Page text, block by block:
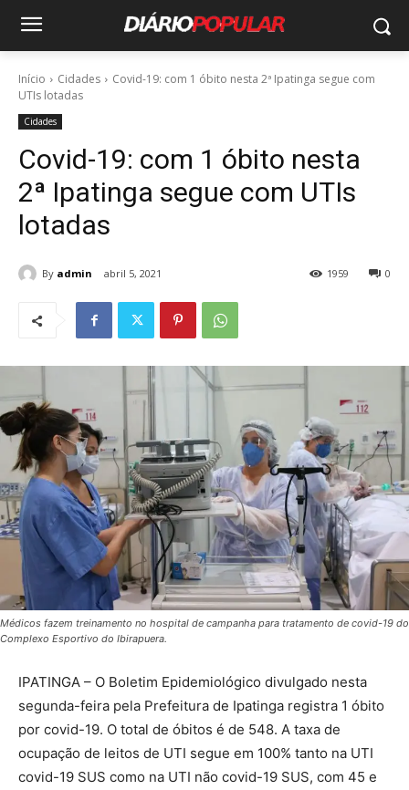
Início Cidades
Covid-19: com 1 óbito nesta 2ª Ipatinga segue com
UTIs lotadas
Cidades
Covid-19: com 1 óbito nesta
2ª Ipatinga segue com UTIs
lotadas
By admin abril 5, 2021 0
1959
Médicos fazem treinamento no hospital de campanha para tratamento de covid-19 do
Complexo Esportivo do Ibirapuera.
IPATINGA – O Boletim Epidemiológico divulgado nesta
segunda-feira pela Prefeitura de Ipatinga registra 1 óbito
por covid-19. O total de óbitos é de 548. A taxa de
ocupação de leitos de UTI segue em 100% tanto na UTI
covid-19 SUS como na UTI não covid-19 SUS, com 45 e